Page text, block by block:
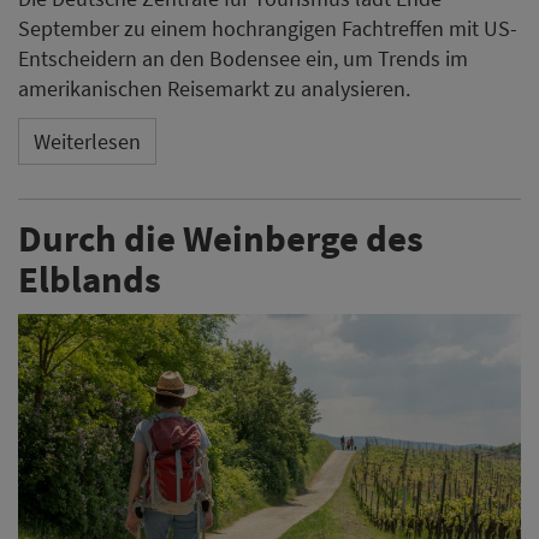
September zu einem hochrangigen Fachtreffen mit US-
Entscheidern an den Bodensee ein, um Trends im
amerikanischen Reisemarkt zu analysieren.
Weiterlesen
Durch die Weinberge des
Elblands